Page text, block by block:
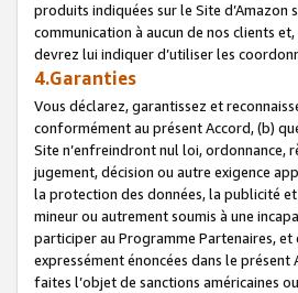
produits indiquées sur le Site
communication à aucun de nos clients
devrez lui indiquer d’utiliser les
4.Garanties
Vous déclarez, garantissez et
conformément au présent Accord, (b)
Site n’enfreindront nul loi, ordonnance,
jugement, décision ou autre exigence
la protection des données, la publicité
mineur ou autrement soumis à une
participer au Programme Partenaires,
expressément énoncées dans le présent
faites l’objet de sanctions américaines